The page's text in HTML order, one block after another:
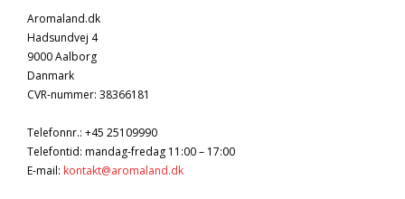
Aromaland.dk
Hadsundvej 4
9000 Aalborg
Danmark
CVR-nummer: 38366181
Telefonnr.: +45 25109990
Telefontid: mandag-fredag 11:00 – 17:00
E-mail: kontakt@aromaland.dk